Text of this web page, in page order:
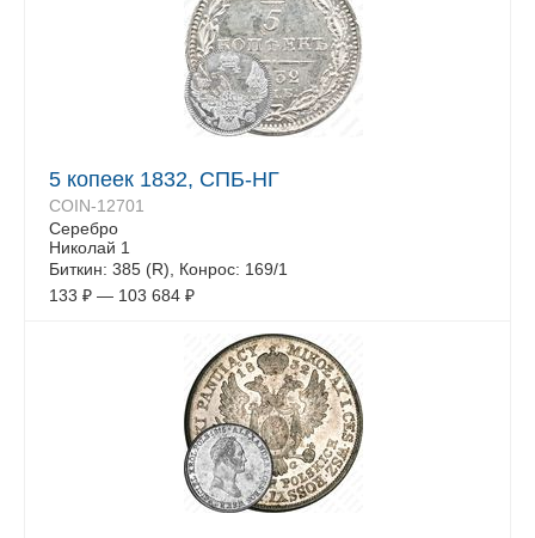
5 копеек 1832, СПБ-НГ
COIN-12701
Серебро
Николай 1
Биткин: 385 (R), Конрос: 169/1
133 ₽ — 103 684 ₽